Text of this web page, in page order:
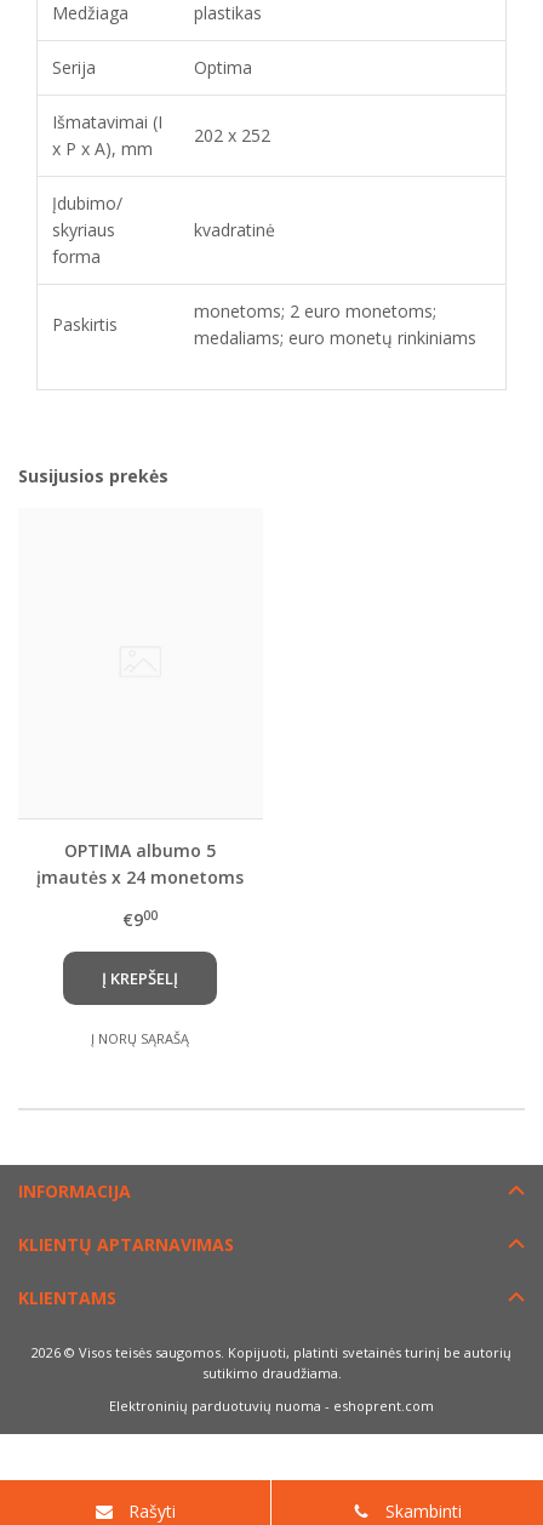
Medžiaga plastikas
Serija Optima
Išmatavimai (I
x P x A), mm
202 x 252
Įdubimo/
skyriaus
forma
kvadratinė
Paskirtis
monetoms; 2 euro monetoms;
medaliams; euro monetų rinkiniams
Susijusios prekės
OPTIMA albumo 5
įmautės x 24 monetoms
(Leuchtturm)
€900
Į KREPŠELĮ
Į NORŲ SĄRAŠĄ
INFORMACIJA
KLIENTŲ APTARNAVIMAS
KLIENTAMS
2026 © Visos teisės saugomos. Kopijuoti, platinti svetainės turinį be autorių
sutikimo draudžiama.
Elektroninių parduotuvių nuoma - eshoprent.com
Rašyti Skambinti